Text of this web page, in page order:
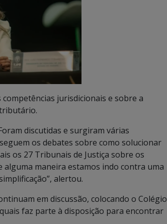
jurisdicionais e sobre a
discutidas e surgiram várias
os debates sobre como solucionar
os 27 Tribunais de Justiça sobre os
maneira estamos indo contra uma
alertou.
em discussão, colocando o Colégio
faz parte à disposição para encontrar